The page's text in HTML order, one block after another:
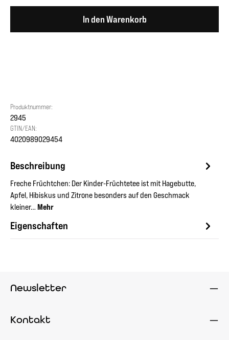
In den Warenkorb
Produktnummer:
2945
GTIN/EAN:
4020989029454
Beschreibung
Freche Früchtchen: Der Kinder-Früchtetee ist mit Hagebutte,
Apfel, Hibiskus und Zitrone besonders auf den Geschmack
kleiner… Mehr
Eigenschaften
Newsletter
Kontakt